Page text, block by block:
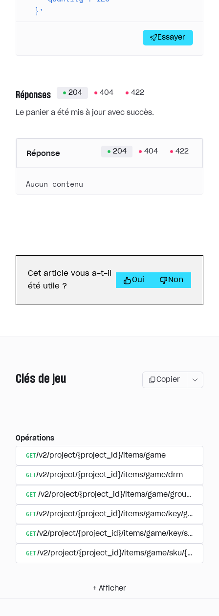
  }'
Essayer
Réponses 204 404 422
Le panier a été mis à jour avec succès.
Réponse 204 404 422
Aucun contenu
Cet article vous a-t-il
été utile ?
Oui Non
Clés de jeu Copier
Opérations
GET/v2/project/{project_id}/items/game
GET/v2/project/{project_id}/items/game/drm
GET /v2/project/{project_id}/items/game/group/
GET/v2/project/{project_id}/items/game/key/group/
GET/v2/project/{project_id}/items/game/key/sku/
GET/v2/project/{project_id}/items/game/sku/
+ Afficher